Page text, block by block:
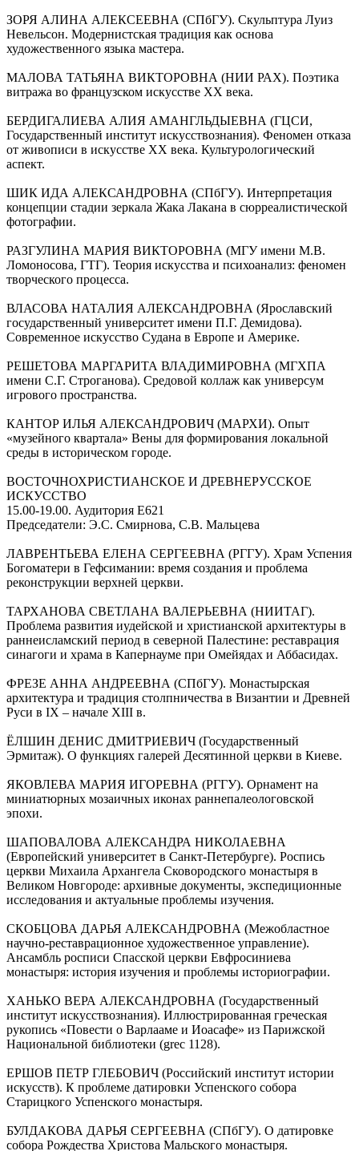
ЗОРЯ АЛИНА АЛЕКСЕЕВНА (СПбГУ). Скульптура Луиз
Невельсон. Модернистская традиция как основа
художественного языка мастера.
МАЛОВА ТАТЬЯНА ВИКТОРОВНА (НИИ РАХ). Поэтика
витража во французском искусстве XX века.
БЕРДИГАЛИЕВА АЛИЯ АМАНГЛЬДЫЕВНА (ГЦСИ,
Государственный институт искусствознания). Феномен отказа
от живописи в искусстве ХХ века. Культурологический
аспект.
ШИК ИДА АЛЕКСАНДРОВНА (СПбГУ). Интерпретация
концепции стадии зеркала Жака Лакана в сюрреалистической
фотографии.
РАЗГУЛИНА МАРИЯ ВИКТОРОВНА (МГУ имени М.В.
Ломоносова, ГТГ). Теория искусства и психоанализ: феномен
творческого процесса.
ВЛАСОВА НАТАЛИЯ АЛЕКСАНДРОВНА (Ярославский
государственный университет имени П.Г. Демидова).
Современное искусство Судана в Европе и Америке.
РЕШЕТОВА МАРГАРИТА ВЛАДИМИРОВНА (МГХПА
имени С.Г. Строганова). Средовой коллаж как универсум
игрового пространства.
КАНТОР ИЛЬЯ АЛЕКСАНДРОВИЧ (МАРХИ). Опыт
«музейного квартала» Вены для формирования локальной
среды в историческом городе.
ВОСТОЧНОХРИСТИАНСКОЕ И ДРЕВНЕРУССКОЕ
ИСКУССТВО
15.00-19.00. Аудитория Е621
Председатели: Э.С. Смирнова, С.В. Мальцева
ЛАВРЕНТЬЕВА ЕЛЕНА СЕРГЕЕВНА (РГГУ). Храм Успения
Богоматери в Гефсимании: время создания и проблема
реконструкции верхней церкви.
ТАРХАНОВА СВЕТЛАНА ВАЛЕРЬЕВНА (НИИТАГ).
Проблема развития иудейской и христианской архитектуры в
раннеисламский период в северной Палестине: реставрация
синагоги и храма в Капернауме при Омейядах и Аббасидах.
ФРЕЗЕ АННА АНДРЕЕВНА (СПбГУ). Монастырская
архитектура и традиция столпничества в Византии и Древней
Руси в IX – начале XIII в.
ЁЛШИН ДЕНИС ДМИТРИЕВИЧ (Государственный
Эрмитаж). О функциях галерей Десятинной церкви в Киеве.
ЯКОВЛЕВА МАРИЯ ИГОРЕВНА (РГГУ). Орнамент на
миниатюрных мозаичных иконах раннепалеологовской
эпохи.
ШАПОВАЛОВА АЛЕКСАНДРА НИКОЛАЕВНА
(Европейский университет в Санкт-Петербурге). Роспись
церкви Михаила Архангела Сковородского монастыря в
Великом Новгороде: архивные документы, экспедиционные
исследования и актуальные проблемы изучения.
СКОБЦОВА ДАРЬЯ АЛЕКСАНДРОВНА (Межобластное
научно-реставрационное художественное управление).
Ансамбль росписи Спасской церкви Евфросиниева
монастыря: история изучения и проблемы историографии.
ХАНЬКО ВЕРА АЛЕКСАНДРОВНА (Государственный
институт искусствознания). Иллюстрированная греческая
рукопись «Повести о Варлааме и Иоасафе» из Парижской
Национальной библиотеки (grec 1128).
ЕРШОВ ПЕТР ГЛЕБОВИЧ (Российский институт истории
искусств). К проблеме датировки Успенского собора
Старицкого Успенского монастыря.
БУЛДАКОВА ДАРЬЯ СЕРГЕЕВНА (СПбГУ). О датировке
собора Рождества Христова Мальского монастыря.